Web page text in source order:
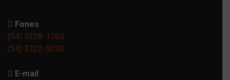
Fones
(54) 3228-1160
(54) 3222-5293
E-mail